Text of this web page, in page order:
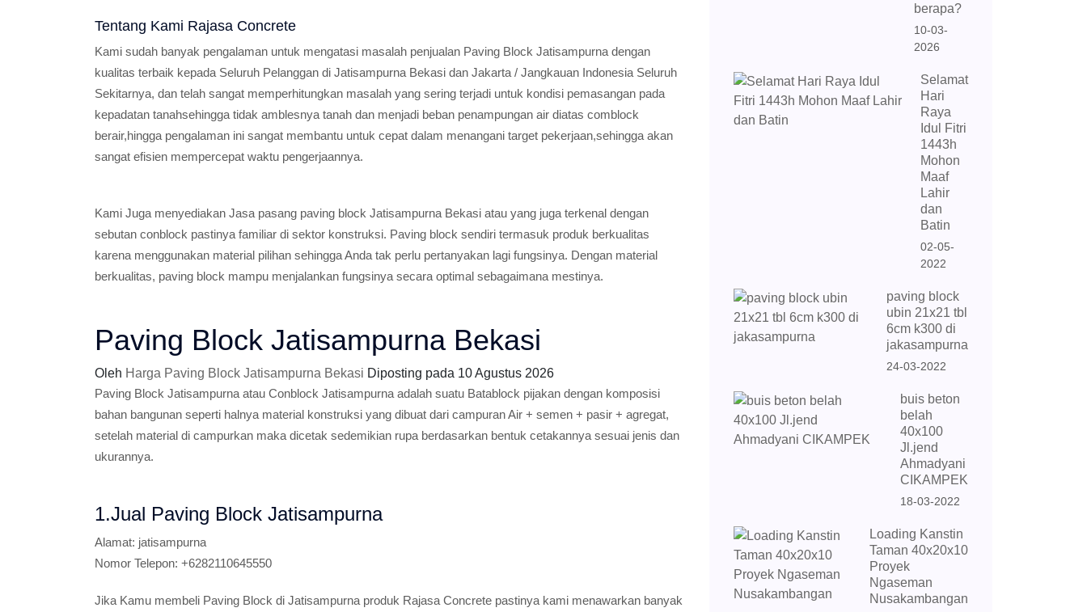
Tentang Kami Rajasa Concrete
Kami sudah banyak pengalaman untuk mengatasi masalah penjualan Paving Block Jatisampurna dengan
kualitas terbaik kepada Seluruh Pelanggan di Jatisampurna Bekasi dan Jakarta / Jangkauan Indonesia Seluruh
Sekitarnya, dan telah sangat memperhitungkan masalah yang sering terjadi untuk kondisi pemasangan pada
kepadatan tanahsehingga tidak amblesnya tanah dan menjadi beban penampungan air diatas comblock
berair,hingga pengalaman ini sangat membantu untuk cepat dalam menangani target pekerjaan,sehingga akan
sangat efisien mempercepat waktu pengerjaannya.
Kami Juga menyediakan Jasa pasang paving block Jatisampurna Bekasi atau yang juga terkenal dengan
sebutan conblock pastinya familiar di sektor konstruksi. Paving block sendiri termasuk produk berkualitas
karena menggunakan material pilihan sehingga Anda tak perlu pertanyakan lagi fungsinya. Dengan material
berkualitas, paving block mampu menjalankan fungsinya secara optimal sebagaimana mestinya.
Paving Block Jatisampurna Bekasi
Oleh Harga Paving Block Jatisampurna Bekasi Diposting pada 10 Agustus 2026
Paving Block Jatisampurna atau Conblock Jatisampurna adalah suatu Batablock pijakan dengan komposisi
bahan bangunan seperti halnya material konstruksi yang dibuat dari campuran Air + semen + pasir + agregat,
setelah material di campurkan maka dicetak sedemikian rupa berdasarkan bentuk cetakannya sesuai jenis dan
ukurannya.
1.Jual Paving Block Jatisampurna
Alamat: jatisampurna
Nomor Telepon: +6282110645550
Jika Kamu membeli Paving Block di Jatisampurna produk Rajasa Concrete pastinya kami menawarkan banyak
berapa?
10-03-
2026
Selamat
Hari
Raya
Idul Fitri
1443h
Mohon
Maaf
Lahir
dan
Batin
02-05-
2022
paving block
ubin 21x21 tbl
6cm k300 di
jakasampurna
24-03-2022
buis beton
belah
40x100
Jl.jend
Ahmadyani
CIKAMPEK
18-03-2022
Loading Kanstin
Taman 40x20x10
Proyek
Ngaseman
Nusakambangan